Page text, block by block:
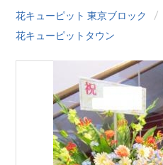
プランター寄贈
花キューピットタウン
団体概要
花キューピット 東京ブロック
花キューピットタウン